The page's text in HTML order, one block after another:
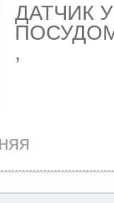
ДАТЧИК
,